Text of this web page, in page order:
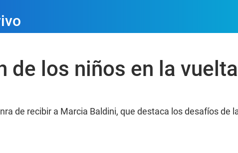
de los niños en la
de recibir a Marcia Baldini, que destaca los desafíos de